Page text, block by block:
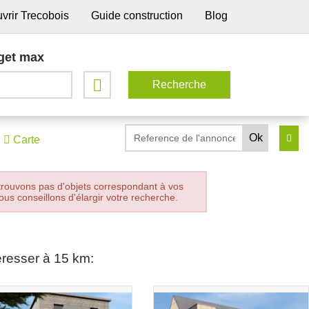
Trecobois Guide construction Blog
max
Carte
pas d'objets correspondant à vos
conseillons d'élargir votre recherche.
à 15 km: